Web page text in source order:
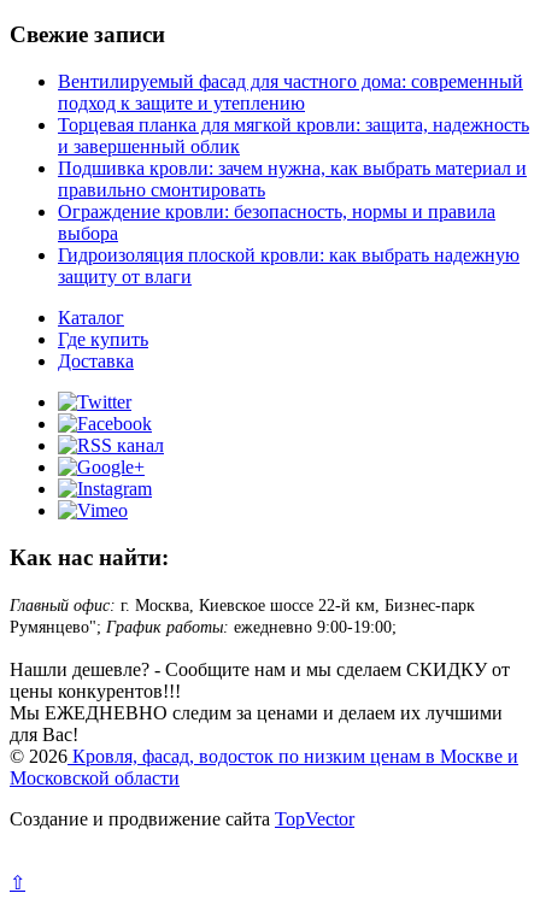
Свежие записи
Вентилируемый фасад для частного дома: современный
подход к защите и утеплению
Торцевая планка для мягкой кровли: защита, надежность
и завершенный облик
Подшивка кровли: зачем нужна, как выбрать материал и
правильно смонтировать
Ограждение кровли: безопасность, нормы и правила
выбора
Гидроизоляция плоской кровли: как выбрать надежную
защиту от влаги
Каталог
Где купить
Доставка
Как нас найти:
Главный офис: г. Москва, Киевское шоссе 22-й км, Бизнес-парк
Румянцево"; График работы: ежедневно 9:00-19:00;
Нашли дешевле? - Сообщите нам и мы сделаем СКИДКУ от
цены конкурентов!!!
Мы ЕЖЕДНЕВНО следим за ценами и делаем их лучшими
для Вас!
© 2026 Кровля, фасад, водосток по низким ценам в Москве и
Московской области
Создание и продвижение сайта TopVector
⇧